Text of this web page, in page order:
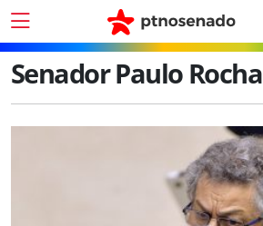
Senador Paulo Rocha